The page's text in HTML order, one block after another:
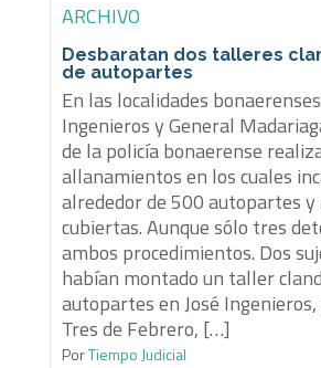
ARCHIVO
Desbaratan dos talleres
de autopartes
En las localidades
Ingenieros y General
de la policía bonaerense
allanamientos en los cuales
alrededor de 500 autopartes y
cubiertas. Aunque sólo tres
ambos procedimientos. Dos
habían montado un taller
autopartes en José
Tres de Febrero, […]
PorTiempo Judicial